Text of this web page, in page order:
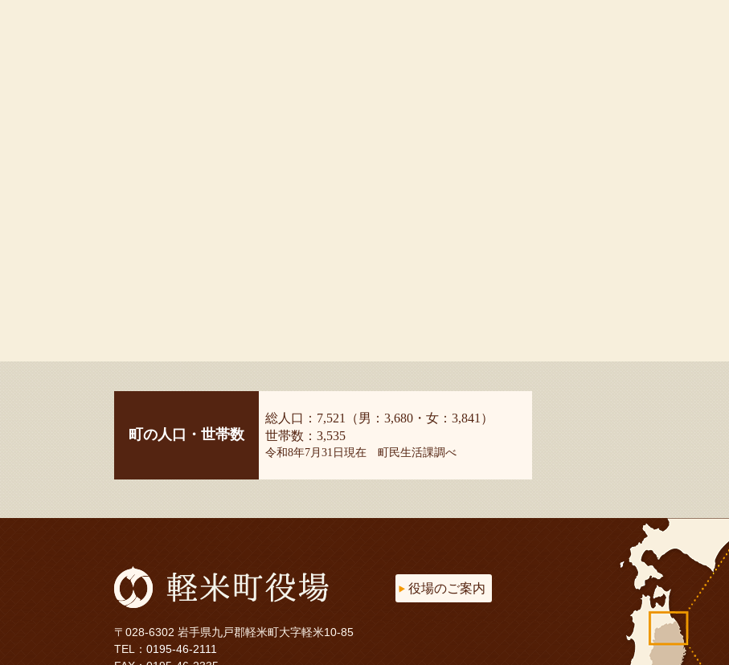
町の人口・世帯数
総人口：7,521（男：3,680・女：3,841）
世帯数：3,535
令和8年7月31日現在 町民生活課調べ
〒028-6302 岩手県九戸郡軽米町大字軽米10-85
TEL： 0195-46-2111
役場のご案内